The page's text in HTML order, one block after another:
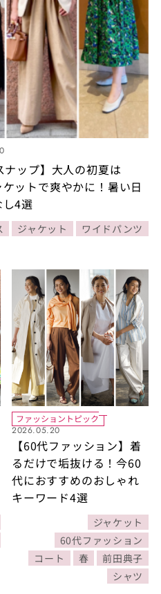
ナップ】大人の初夏は
ットで爽やかに！暑い日
4選
ジャケット ワイドパンツ
ファッショントピック
2026.05.20
【60代ファッション】着
るだけで垢抜ける！今60
代におすすめのおしゃれ
キーワード4選
ジャケット
60代ファッション
コート
春
前田典子
シャツ